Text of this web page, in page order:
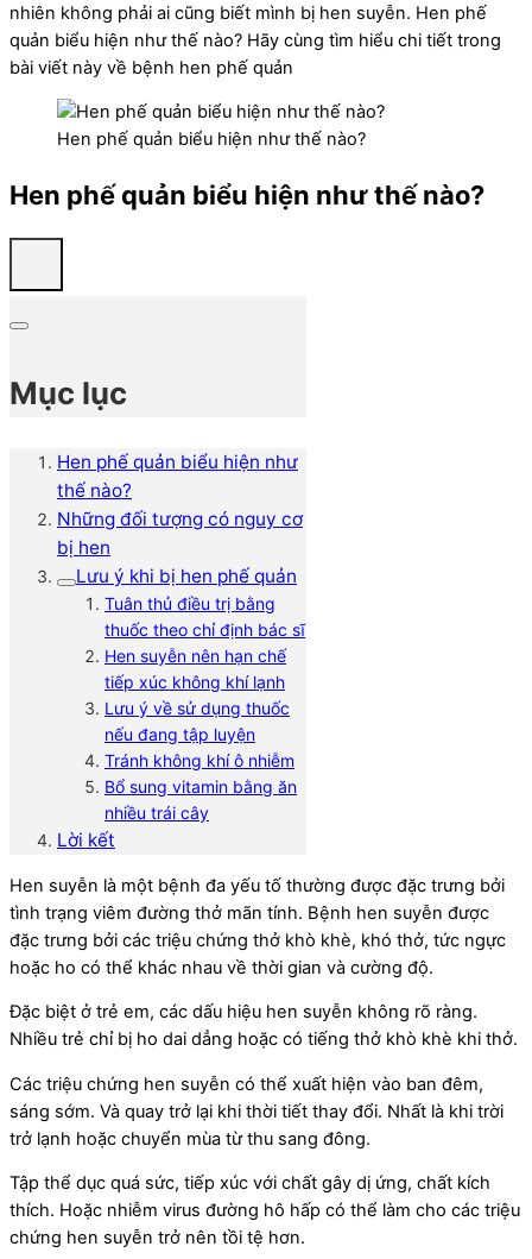
nhiên không phải ai cũng biết mình bị hen suyễn. Hen phế
quản biểu hiện như thế nào? Hãy cùng tìm hiểu chi tiết trong
bài viết này về bệnh hen phế quản
Hen phế quản biểu hiện như thế nào?
Hen phế quản biểu hiện như thế nào?
Mục lục
Hen phế quản biểu hiện như
thế nào?
Những đối tượng có nguy cơ
bị hen
Lưu ý khi bị hen phế quản
Tuân thủ điều trị bằng
thuốc theo chỉ định bác sĩ
Hen suyễn nên hạn chế
tiếp xúc không khí lạnh
Lưu ý về sử dụng thuốc
nếu đang tập luyện
Tránh không khí ô nhiễm
Bổ sung vitamin bằng ăn
nhiều trái cây
Lời kết
Hen suyễn là một bệnh đa yếu tố thường được đặc trưng bởi
tình trạng viêm đường thở mãn tính. Bệnh hen suyễn được
đặc trưng bởi các triệu chứng thở khò khè, khó thở, tức ngực
hoặc ho có thể khác nhau về thời gian và cường độ.
Đặc biệt ở trẻ em, các dấu hiệu hen suyễn không rõ ràng.
Nhiều trẻ chỉ bị ho dai dẳng hoặc có tiếng thở khò khè khi thở.
Các triệu chứng hen suyễn có thể xuất hiện vào ban đêm,
sáng sớm. Và quay trở lại khi thời tiết thay đổi. Nhất là khi trời
trở lạnh hoặc chuyển mùa từ thu sang đông.
Tập thể dục quá sức, tiếp xúc với chất gây dị ứng, chất kích
thích. Hoặc nhiễm virus đường hô hấp có thể làm cho các triệu
chứng hen suyễn trở nên tồi tệ hơn.